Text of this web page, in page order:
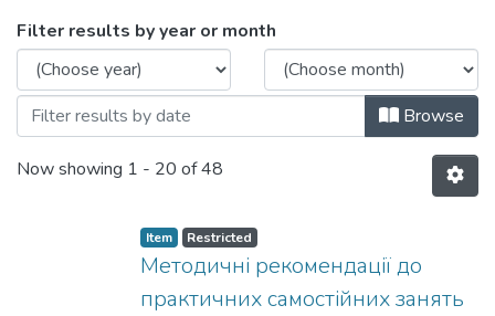
Browsing Навчально-методичні
Filter results by year or month
Browse
Now showing 1 - 20 of 48
Item Restricted
Методичні рекомендації до
практичних самостійних занять